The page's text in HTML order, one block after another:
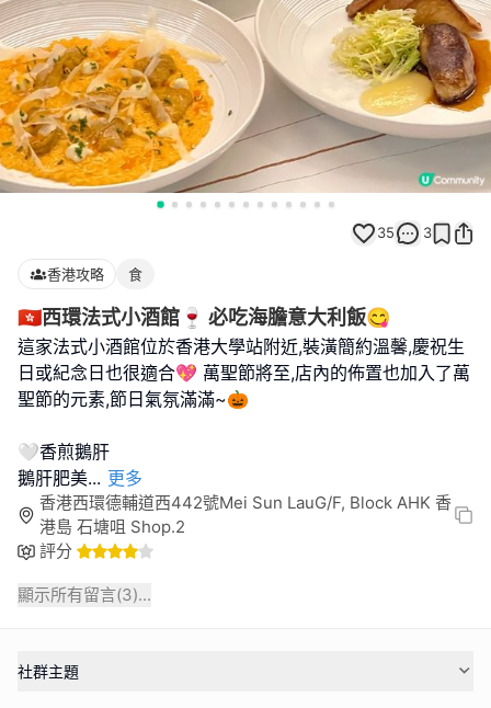
35 3
香港攻略 食
🇭🇰西環法式小酒館🍷 必吃海膽意大利飯😋
這家法式小酒館位於香港大學站附近,裝潢簡約溫馨,慶祝生
日或紀念日也很適合💖 萬聖節將至,店內的佈置也加入了萬
聖節的元素,節日氣氛滿滿~🎃
🤍香煎鵝肝
鵝肝肥美... 更多
香港西環德輔道西442號Mei Sun LauG/F, Block AHK 香
港島 石塘咀 Shop.2
評分
顯示所有留言(3)...
社群主題